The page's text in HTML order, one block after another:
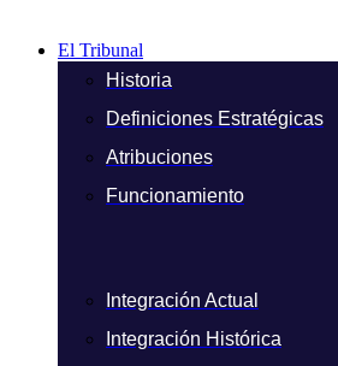
El Tribunal
Historia
Definiciones Estratégicas
Atribuciones
Funcionamiento
Integración Actual
Integración Histórica